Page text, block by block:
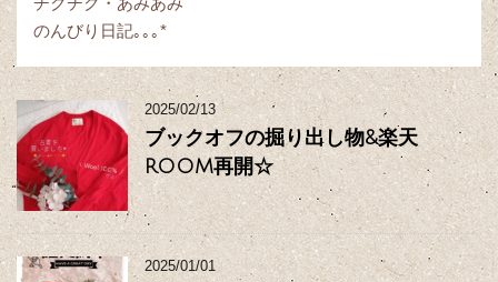
のんびり日記｡｡｡*
2025/02/13
ブックオフの掘り出し物&楽天
ROOM再開☆
2025/01/01